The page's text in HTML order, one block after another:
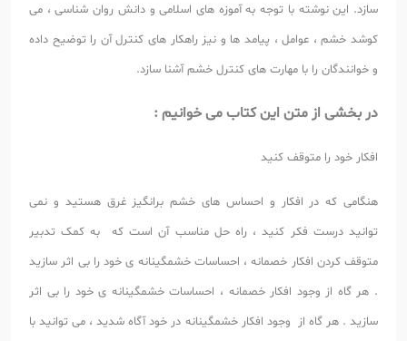
سازد. این نوشته با توجه به آموزه های اسلامی و دانش روان شناسی ، می
کوشد خشم ، عوامل ، پیامد ها و نیز راهکار های کنترل آن را توضیح داده
و خوانندگان را با مهارت های کنترل خشم آشنا سازد.
در بخشی از متن این کتاب می خوانیم :
افکار خود را متوقف کنید
هنگامی که در افکار و احساس های خشم برانگیز غرق هستید و نمی
توانید درست فکر کنید ، راه حل مناسب آن است که به کمک تدبیر
متوقف کردن افکار خصمانه ، احساسات خشمگینانه ی خود را بی اثر سازید
. هر گاه از وجود افکار خصمانه ، احساسات خشمگینانه ی خود را بی اثر
سازید . هر گاه از وجود افکار خشمگینانه در خود آگاه شدید ، می توانید با